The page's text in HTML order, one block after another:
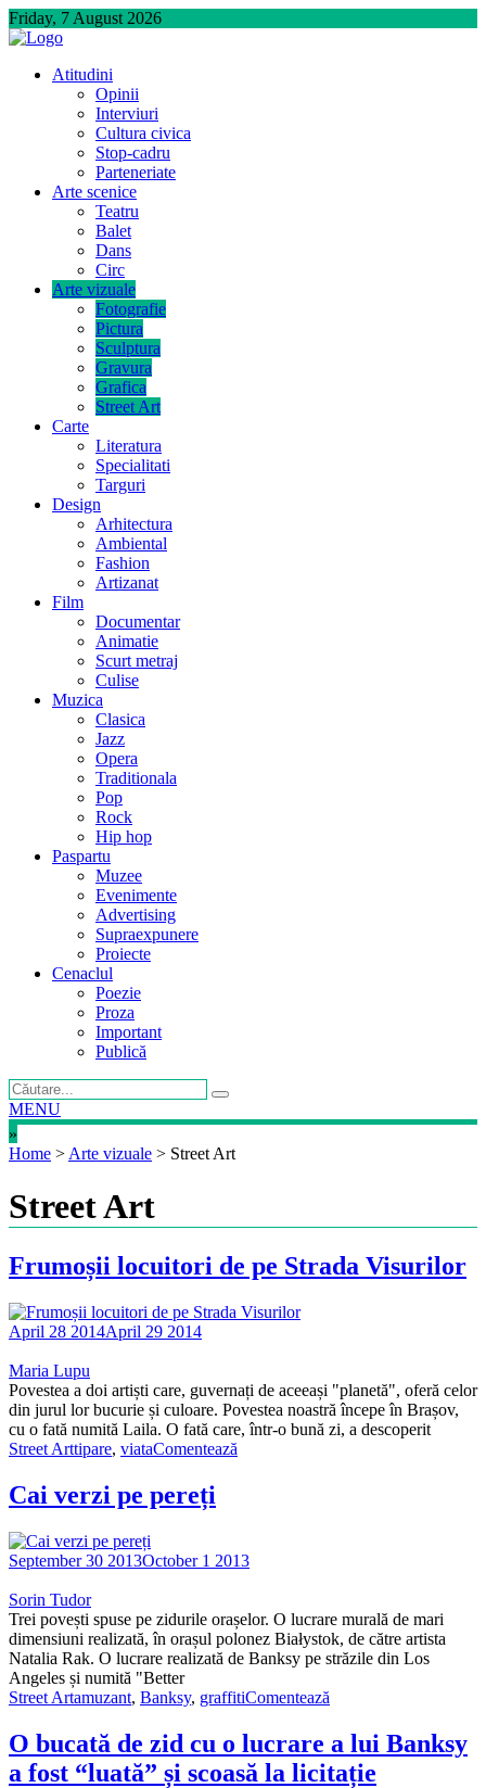
Skip
to
Friday, 7 August 2026
Atitudini
Opinii
Interviuri
Cultura civica
Stop-cadru
Parteneriate
Arte scenice
Teatru
Balet
Dans
Circ
Arte vizuale
Fotografie
Pictura
Sculptura
Gravura
Grafica
Street Art
Carte
Literatura
Specialitati
Targuri
Design
Arhitectura
Ambiental
Fashion
Artizanat
Film
Documentar
Animatie
Scurt metraj
Culise
Muzica
Clasica
Jazz
Opera
Traditionala
Pop
Rock
Hip hop
Paspartu
Muzee
Evenimente
Advertising
Supraexpunere
Proiecte
Cenaclul
Poezie
Proza
Important
Publică
MENU
»
Home > Arte vizuale > Street Art
Street Art
Frumoșii locuitori de pe Strada Visurilor
April 28 2014April 29 2014
Maria Lupu
Povestea a doi artiști care, guvernați de aceeași "planetă", oferă celor
din jurul lor bucurie și culoare. Povestea noastră începe în Brașov,
cu o fată numită Laila. O fată care, într-o bună zi, a descoperit
Street Arttipare, viataComentează
Cai verzi pe pereți
September 30 2013October 1 2013
Sorin Tudor
Trei povești spuse pe zidurile orașelor. O lucrare murală de mari
dimensiuni realizată, în orașul polonez Białystok, de către artista
Natalia Rak. O lucrare realizată de Banksy pe străzile din Los
Angeles și numită "Better
Street Artamuzant, Banksy, graffitiComentează
O bucată de zid cu o lucrare a lui Banksy
a fost “luată” și scoasă la licitație